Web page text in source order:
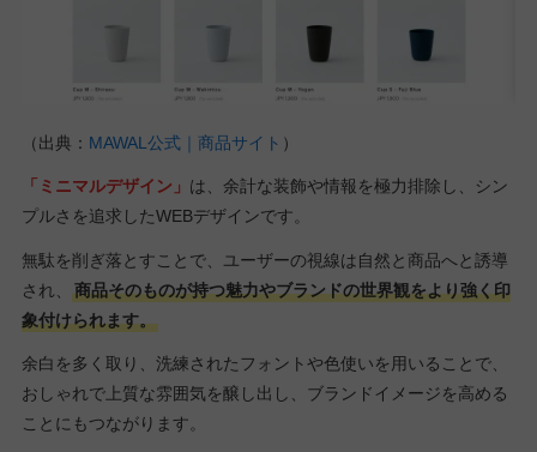
（出典： MAWAL公式｜商品サイト ）
「ミニマルデザイン」 は、余計な装飾や情報を極力排除し、シン
プルさを追求したWEBデザインです。
無駄を削ぎ落とすことで、ユーザーの視線は自然と商品へと誘導
され、
商品そのものが持つ魅力やブランドの世界観をより強く印
象付けられます。
余白を多く取り、洗練されたフォントや色使いを用いることで、
おしゃれで上質な雰囲気を醸し出し、ブランドイメージを高める
ことにもつながります。